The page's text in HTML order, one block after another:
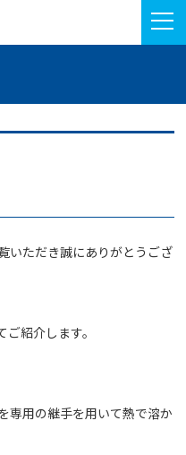
いただき誠にありがとうござ
紹介します。
専用の継手を用いて熱で溶か